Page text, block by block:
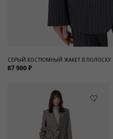
СЕРЫЙ КОСТЮМНЫЙ ЖАКЕТ В ПОЛОСКУ
87 900 ₽